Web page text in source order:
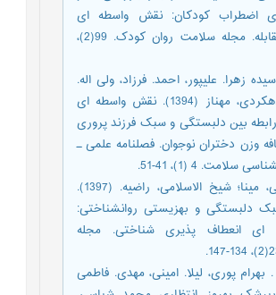
اضطراب کودکان: نقش واسطه ای
راهبردهای مقابله. مجله سلامت روان کودک. 99(2)،
زهرا. علیپور، احمد. فرزاد، ولی اله.
علی اکبری دهکردی، مهناز (1394). نقش واسطه ای
بین دلبستگی و سبک فرزند پروری
وزن دختران نوجوان. فصلنامه علمی ـ
4 (1)، 41-51.
فتحی آشتیانی، مینا؛ شیخ الاسلامی، راضیه. (1397).
دلبستگی و بهزیستی روانشناختی:
انعطاف پذیری شناختی. مجله
پوری، لیلا. امینی، مهدی. فاطمی